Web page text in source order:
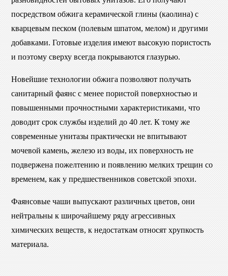
посредством обжига керамической глины (каолина) с
кварцевым песком (полевым шпатом, мелом) и другими
добавками. Готовые изделия имеют высокую пористость
и поэтому сверху всегда покрываются глазурью.
Новейшие технологии обжига позволяют получать
санитарный фаянс с менее пористой поверхностью и
повышенными прочностными характеристиками, что
доводит срок службы изделий до 40 лет. К тому же
современные унитазы практически не впитывают
мочевой камень, железо из воды, их поверхность не
подвержена пожелтению и появлению мелких трещин со
временем, как у предшественников советской эпохи.
Фаянсовые чаши выпускают различных цветов, они
нейтральны к широчайшему ряду агрессивных
химических веществ, к недостаткам относят хрупкость
материала.